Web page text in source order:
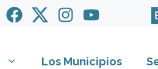
Los Municipios